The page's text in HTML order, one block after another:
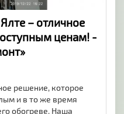
– отличное
ценам! -
решение, которое
и в то же время
обогреве. Наша